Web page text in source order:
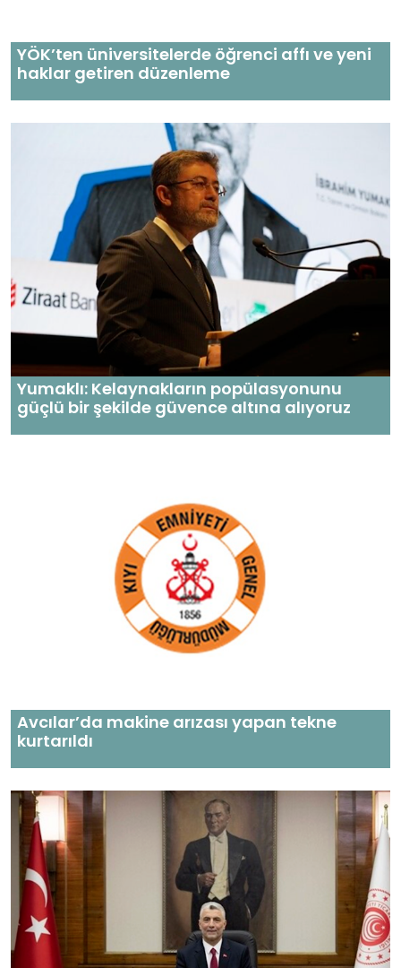
YÖK’ten üniversitelerde öğrenci affı ve yeni
haklar getiren düzenleme
Yumaklı: Kelaynakların popülasyonunu
güçlü bir şekilde güvence altına alıyoruz
Avcılar’da makine arızası yapan tekne
kurtarıldı